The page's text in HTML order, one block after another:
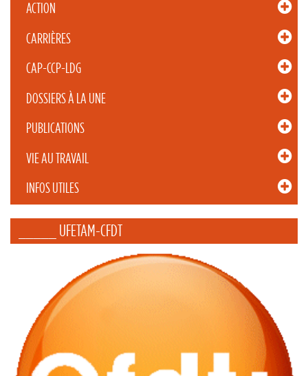
ACTION
CARRIÈRES
CAP-CCP-LDG
DOSSIERS À LA UNE
PUBLICATIONS
VIE AU TRAVAIL
INFOS UTILES
_____ UFETAM-CFDT